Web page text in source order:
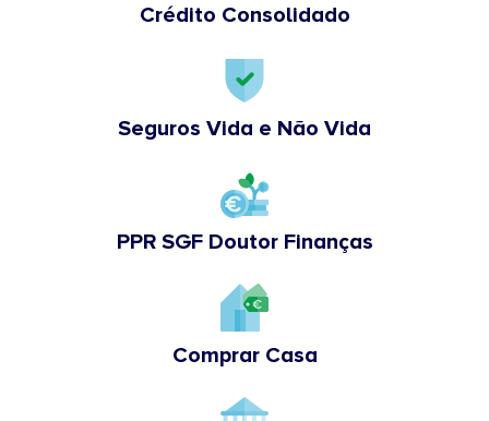
Crédito Consolidado
Seguros Vida e Não Vida
PPR SGF Doutor Finanças
Comprar Casa